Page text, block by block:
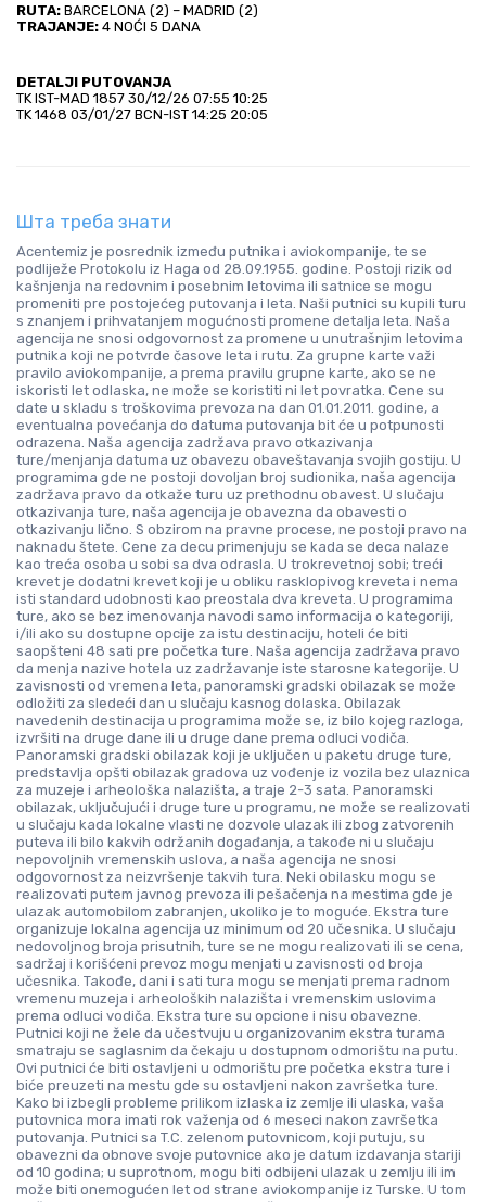
RUTA: BARCELONA (2) – MADRID (2)
TRAJANJE: 4 NOĆI 5 DANA
DETALJI PUTOVANJA
TK IST-MAD 1857 30/12/26 07:55 10:25
TK 1468 03/01/27 BCN-IST 14:25 20:05
Шта треба знати
Acentemiz je posrednik između putnika i aviokompanije, te se
podliježe Protokolu iz Haga od 28.09.1955. godine. Postoji rizik od
kašnjenja na redovnim i posebnim letovima ili satnice se mogu
promeniti pre postojećeg putovanja i leta. Naši putnici su kupili turu
s znanjem i prihvatanjem mogućnosti promene detalja leta. Naša
agencija ne snosi odgovornost za promene u unutrašnjim letovima
putnika koji ne potvrde časove leta i rutu. Za grupne karte važi
pravilo aviokompanije, a prema pravilu grupne karte, ako se ne
iskoristi let odlaska, ne može se koristiti ni let povratka. Cene su
date u skladu s troškovima prevoza na dan 01.01.2011. godine, a
eventualna povećanja do datuma putovanja bit će u potpunosti
odrazena. Naša agencija zadržava pravo otkazivanja
ture/menjanja datuma uz obavezu obaveštavanja svojih gostiju. U
programima gde ne postoji dovoljan broj sudionika, naša agencija
zadržava pravo da otkaže turu uz prethodnu obavest. U slučaju
otkazivanja ture, naša agencija je obavezna da obavesti o
otkazivanju lično. S obzirom na pravne procese, ne postoji pravo na
naknadu štete. Cene za decu primenjuju se kada se deca nalaze
kao treća osoba u sobi sa dva odrasla. U trokrevetnoj sobi; treći
krevet je dodatni krevet koji je u obliku rasklopivog kreveta i nema
isti standard udobnosti kao preostala dva kreveta. U programima
ture, ako se bez imenovanja navodi samo informacija o kategoriji,
i/ili ako su dostupne opcije za istu destinaciju, hoteli će biti
saopšteni 48 sati pre početka ture. Naša agencija zadržava pravo
da menja nazive hotela uz zadržavanje iste starosne kategorije. U
zavisnosti od vremena leta, panoramski gradski obilazak se može
odložiti za sledeći dan u slučaju kasnog dolaska. Obilazak
navedenih destinacija u programima može se, iz bilo kojeg razloga,
izvršiti na druge dane ili u druge dane prema odluci vodiča.
Panoramski gradski obilazak koji je uključen u paketu druge ture,
predstavlja opšti obilazak gradova uz vođenje iz vozila bez ulaznica
za muzeje i arheološka nalazišta, a traje 2-3 sata. Panoramski
obilazak, uključujući i druge ture u programu, ne može se realizovati
u slučaju kada lokalne vlasti ne dozvole ulazak ili zbog zatvorenih
puteva ili bilo kakvih održanih događanja, a takođe ni u slučaju
nepovoljnih vremenskih uslova, a naša agencija ne snosi
odgovornost za neizvršenje takvih tura. Neki obilasku mogu se
realizovati putem javnog prevoza ili pešačenja na mestima gde je
ulazak automobilom zabranjen, ukoliko je to moguće. Ekstra ture
organizuje lokalna agencija uz minimum od 20 učesnika. U slučaju
nedovoljnog broja prisutnih, ture se ne mogu realizovati ili se cena,
sadržaj i korišćeni prevoz mogu menjati u zavisnosti od broja
učesnika. Takođe, dani i sati tura mogu se menjati prema radnom
vremenu muzeja i arheoloških nalazišta i vremenskim uslovima
prema odluci vodiča. Ekstra ture su opcione i nisu obavezne.
Putnici koji ne žele da učestvuju u organizovanim ekstra turama
smatraju se saglasnim da čekaju u dostupnom odmorištu na putu.
Ovi putnici će biti ostavljeni u odmorištu pre početka ekstra ture i
biće preuzeti na mestu gde su ostavljeni nakon završetka ture.
Kako bi izbegli probleme prilikom izlaska iz zemlje ili ulaska, vaša
putovnica mora imati rok važenja od 6 meseci nakon završetka
putovanja. Putnici sa T.C. zelenom putovnicom, koji putuju, su
obavezni da obnove svoje putovnice ako je datum izdavanja stariji
od 10 godina; u suprotnom, mogu biti odbijeni ulazak u zemlju ili im
može biti onemogućen let od strane aviokompanije iz Turske. U tom